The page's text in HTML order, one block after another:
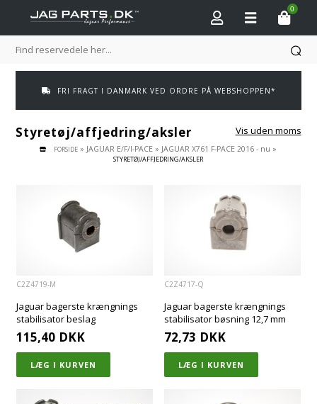
0
FRI FRAGT I DANMARK VED ORDRE PÅ WEBSHOPPEN*
Styretøj/affjedring/aksler
FORSIDE » JAGUAR E/F/I-PACE » JAGUAR X761 F-PACE 2016 - nu »
STYRETØJ/AFFJEDRING/AKSLER
Vis uden moms
C2Z4719-M
Jaguar bagerste krængnings
stabilisator beslag
115,40 DKK
C2Z4717-Q
Jaguar bagerste krængnings
stabilisator bøsning 12,7 mm
72,73 DKK